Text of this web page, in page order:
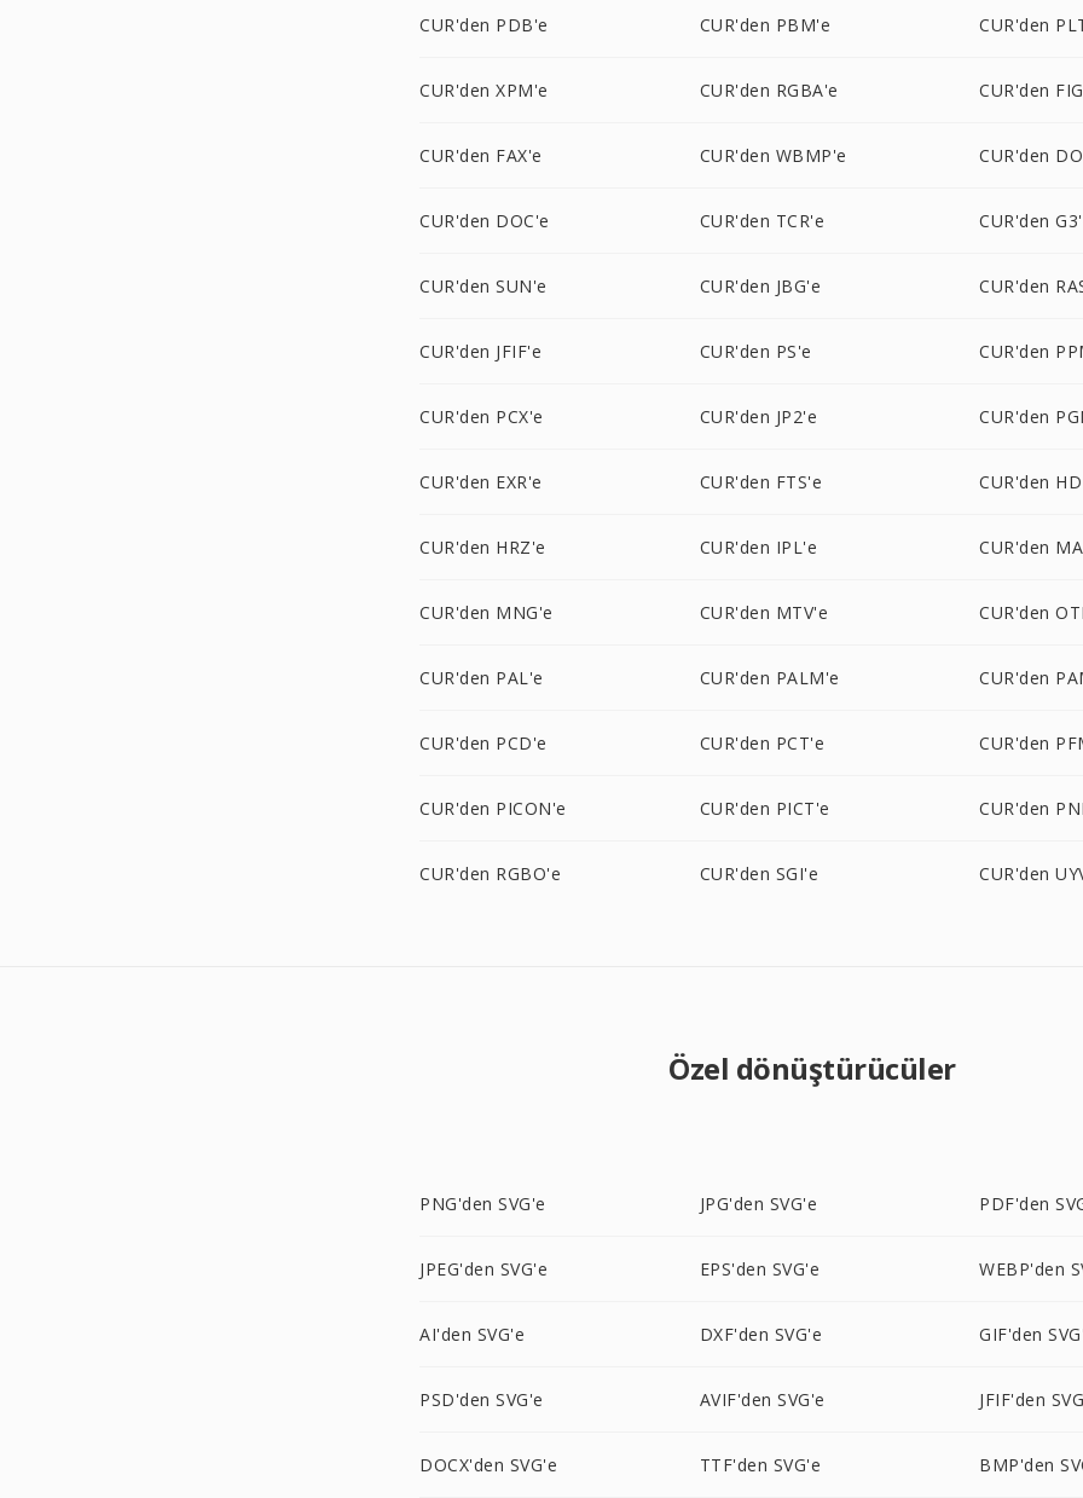
CUR'den PDB'e CUR'den PBM'e CUR'den
CUR'den XPM'e CUR'den RGBA'e CUR'den
CUR'den FAX'e CUR'den WBMP'e CUR'den
CUR'den DOC'e CUR'den TCR'e CUR'den
CUR'den SUN'e CUR'den JBG'e CUR'den
CUR'den JFIF'e CUR'den PS'e CUR'den
CUR'den PCX'e CUR'den JP2'e CUR'den
CUR'den EXR'e CUR'den FTS'e CUR'den
CUR'den HRZ'e CUR'den IPL'e CUR'den
CUR'den MNG'e CUR'den MTV'e CUR'den
CUR'den PAL'e CUR'den PALM'e CUR'den
CUR'den PCD'e CUR'den PCT'e CUR'den
CUR'den PICON'e CUR'den PICT'e CUR'den
CUR'den RGBO'e CUR'den SGI'e CUR'den
Özel dönüştürücüler
PNG'den SVG'e JPG'den SVG'e PDF'den
JPEG'den SVG'e EPS'den SVG'e WEBP'den
AI'den SVG'e DXF'den SVG'e GIF'den
PSD'den SVG'e AVIF'den SVG'e JFIF'den
DOCX'den SVG'e TTF'den SVG'e BMP'den